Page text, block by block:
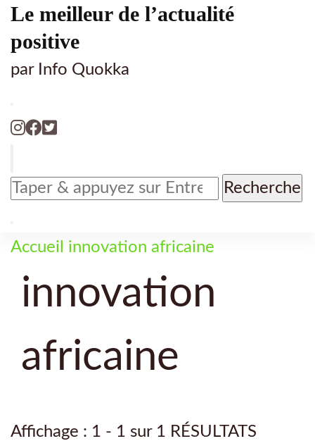
Le meilleur de l’actualité
positive
par Info Quokka
Vous
recherchiez
?
Accueil innovation africaine
innovation
africaine
Affichage : 1 - 1 sur 1 RÉSULTATS